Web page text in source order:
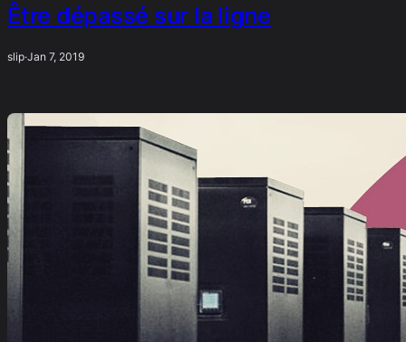
Être dépassé sur la ligne
slip·Jan 7, 2019